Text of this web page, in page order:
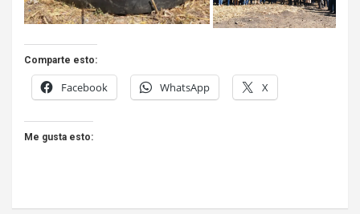
Comparte esto:
Facebook WhatsApp X
Me gusta esto: